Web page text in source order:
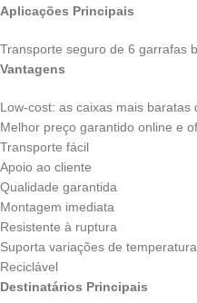
Aplicações Principais
Transporte seguro de 6 garrafas
Vantagens
Low-cost: as caixas mais baratas
Melhor preço garantido online e
Transporte fácil
Apoio ao cliente
Qualidade garantida
Montagem imediata
Resistente à ruptura
Suporta variações de temperatura
Reciclável
Destinatários Principais